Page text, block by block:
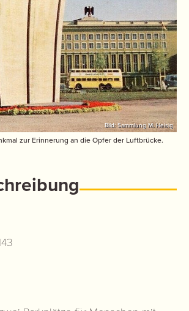
Bild: Sammlung M. Heisig
zur Erinnerung an die Opfer der Luftbrücke.